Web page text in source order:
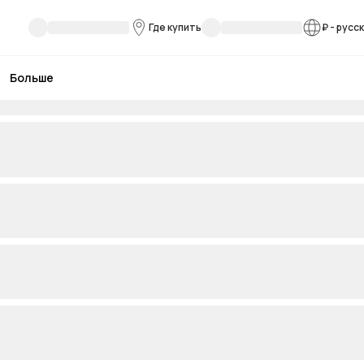
Где купить ₽-
Больше